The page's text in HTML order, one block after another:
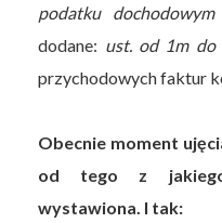
podatku
dodane: ust. od 1m do
przychodowych faktur
Obecnie moment
od tego z
wystawiona. I tak: